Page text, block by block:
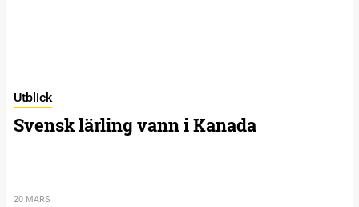
Utblick
Svensk lärling vann i Kanada
20 MARS